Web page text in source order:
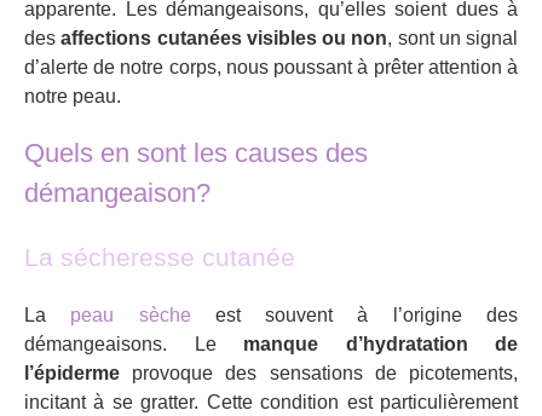
apparente. Les démangeaisons, qu’elles soient dues à
des affections cutanées visibles ou non, sont un signal
d’alerte de notre corps, nous poussant à prêter attention à
notre peau.
Quels en sont les causes des
démangeaison?
La sécheresse cutanée
La peau sèche est souvent à l’origine des
démangeaisons. Le manque d’hydratation de
l’épiderme provoque des sensations de picotements,
incitant à se gratter. Cette condition est particulièrement